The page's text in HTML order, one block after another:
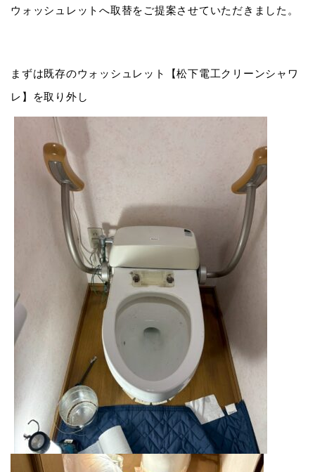
ウォッシュレットへ取替をご提案させていただきました。
まずは既存のウォッシュレット【松下電工クリーンシャワ
レ】を取り外し